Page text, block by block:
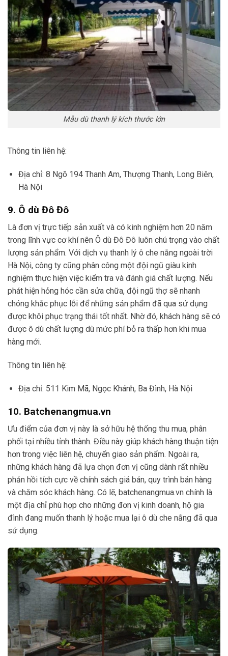
Mẫu dù thanh lý kích thước lớn
Thông tin liên hệ:
Địa chỉ: 8 Ngõ 194 Thanh Am, Thượng Thanh, Long Biên,
Hà Nội
9. Ô dù Đô Đô
Là đơn vị trực tiếp sản xuất và có kinh nghiệm hơn 20 năm
trong lĩnh vực cơ khí nên Ô dù Đô Đô luôn chú trọng vào chất
lượng sản phẩm. Với dịch vụ thanh lý ô che nắng ngoài trời
Hà Nội, công ty cũng phân công một đội ngũ giàu kinh
nghiệm thực hiện việc kiểm tra và đánh giá chất lượng. Nếu
phát hiện hỏng hóc cần sửa chữa, đội ngũ thợ sẽ nhanh
chóng khắc phục lỗi để những sản phẩm đã qua sử dụng
được khôi phục trạng thái tốt nhất. Nhờ đó, khách hàng sẽ có
được ô dù chất lượng dù mức phí bỏ ra thấp hơn khi mua
hàng mới.
Thông tin liên hệ:
Địa chỉ: 511 Kim Mã, Ngọc Khánh, Ba Đình, Hà Nội
10. Batchenangmua.vn
Ưu điểm của đơn vị này là sở hữu hệ thống thu mua, phân
phối tại nhiều tỉnh thành. Điều này giúp khách hàng thuận tiện
hơn trong việc liên hệ, chuyển giao sản phẩm. Ngoài ra,
những khách hàng đã lựa chọn đơn vị cũng dành rất nhiều
phản hồi tích cực về chính sách giá bán, quy trình bán hàng
và chăm sóc khách hàng. Có lẽ, batchenangmua.vn chính là
một địa chỉ phù hợp cho những đơn vị kinh doanh, hộ gia
đình đang muốn thanh lý hoặc mua lại ô dù che nắng đã qua
sử dụng.